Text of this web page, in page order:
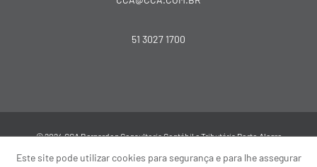
51 3027 1700
© 2024 CCA Bernardon Consultoria Contábil e Tributária Porto Alegre
Este site pode utilizar cookies para segurança e para lhe assegurar